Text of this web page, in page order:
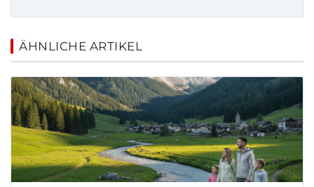
ÄHNLICHE ARTIKEL